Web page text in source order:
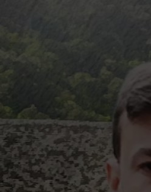
Indústria
Receitas Caseiras
Cosméticas
Aromaterapia